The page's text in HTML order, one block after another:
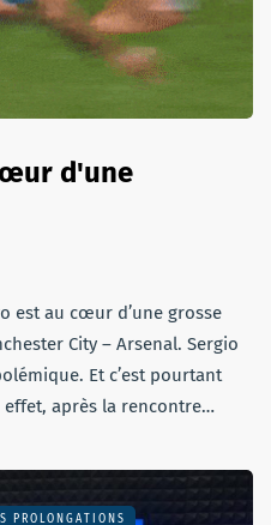
d'une
est au cœur d’une grosse
City – Arsenal. Sergio
Et c’est pourtant
après la rencontre…
PROLONGATIONS